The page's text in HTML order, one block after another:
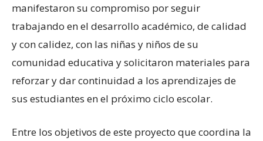
manifestaron su compromiso por seguir
trabajando en el desarrollo académico, de calidad
y con calidez, con las niñas y niños de su
comunidad educativa y solicitaron materiales para
reforzar y dar continuidad a los aprendizajes de
sus estudiantes en el próximo ciclo escolar.
Entre los objetivos de este proyecto que coordina la